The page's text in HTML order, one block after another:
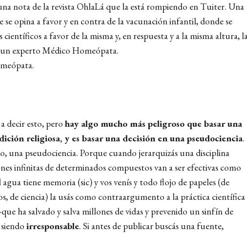
nota de la revista OhlaLá que la está rompiendo en Tuiter. Una
se opina a favor y en contra de la vacunación infantil, donde se
a favor de la misma y, en respuesta y a la misma altura,
experto Médico Homeópata.
decir esto, pero hay algo mucho más peligroso que basar una
religiosa, y es basar una decisión en una pseudociencia.
una pseudociencia. Porque cuando jerarquizás una disciplina
infinitas de determinados compuestos van a ser efectivas como
tiene memoria (sic) y vos venís y todo flojo de papeles (de
de ciencia) la usás como contraargumento a la práctica científica
ha salvado y salva millones de vidas y prevenido un sinfín de
irresponsable. Si antes de publicar buscás una fuente,